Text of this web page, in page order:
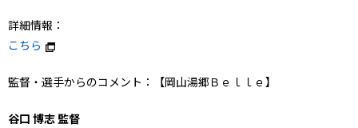
詳細情報：
こちら
監督・選手からのコメント：【岡山湯郷Ｂｅｌｌｅ】
谷口 博志 監督